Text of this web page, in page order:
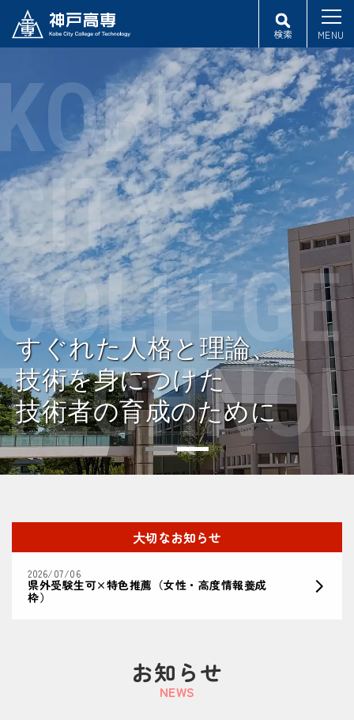
検索 MENU
1 2
すぐれた人格と理論、
技術を身につけた
技術者の育成のために
大切なお知らせ
2026/07/06
県外受験生可×特色推薦（女性・高度情報養成
枠）
お知らせ
NEWS